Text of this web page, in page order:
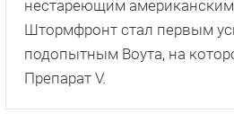
нестареющим американским
Штормфронт стал первым
подопытным Воута, на
Препарат V.